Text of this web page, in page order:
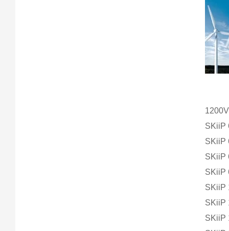
SKiiP
SKiiP
SKiiP
SKiiP
SKiiP
SKiiP
SKiiP